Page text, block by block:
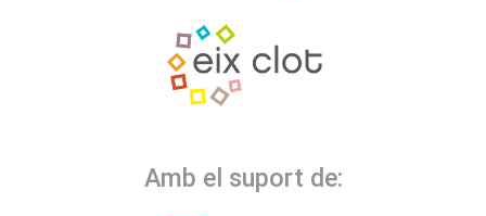
Amb el suport de: